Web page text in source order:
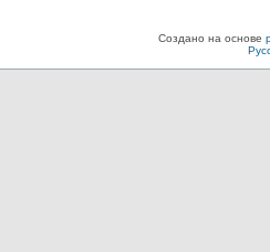
Создано на основе